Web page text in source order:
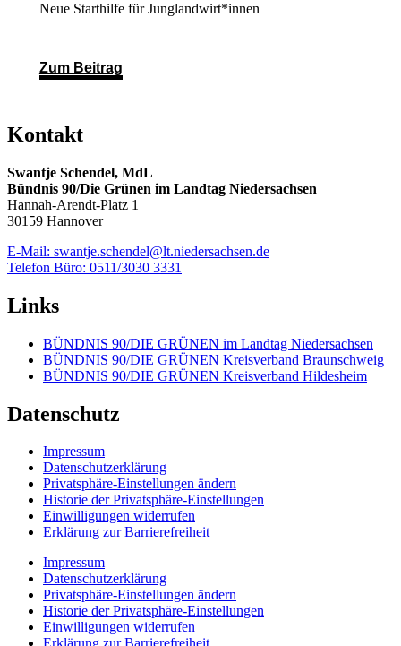
Neue Starthilfe für Junglandwirt*innen
Zum Beitrag
Kontakt
Swantje Schendel, MdL
Bündnis 90/Die Grünen im Landtag Niedersachsen
Hannah-Arendt-Platz 1
30159 Hannover
E-Mail: swantje.schendel@lt.niedersachsen.de
Telefon Büro: 0511/3030 3331
Links
BÜNDNIS 90/DIE GRÜNEN im Landtag Niedersachsen
BÜNDNIS 90/DIE GRÜNEN Kreisverband Braunschweig
BÜNDNIS 90/DIE GRÜNEN Kreisverband Hildesheim
Datenschutz
Impressum
Datenschutzerklärung
Privatsphäre-Einstellungen ändern
Historie der Privatsphäre-Einstellungen
Einwilligungen widerrufen
Erklärung zur Barrierefreiheit
Impressum
Datenschutzerklärung
Privatsphäre-Einstellungen ändern
Historie der Privatsphäre-Einstellungen
Einwilligungen widerrufen